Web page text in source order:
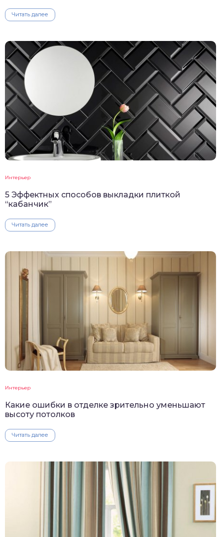
Читать далее
Интерьер
5 Эффектных способов выкладки плиткой
“кабанчик”
Читать далее
Интерьер
Какие ошибки в отделке зрительно уменьшают
высоту потолков
Читать далее